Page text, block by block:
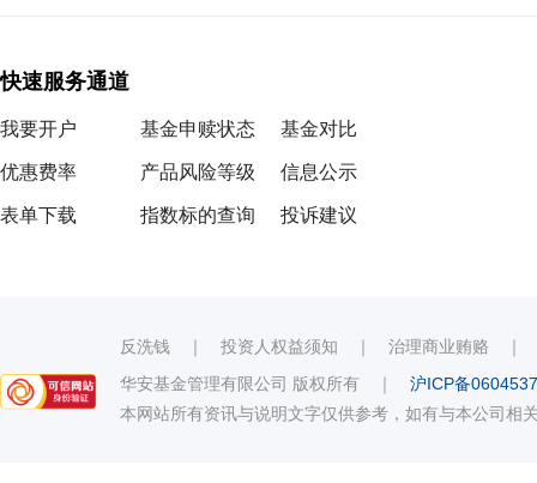
快速服务通道
我要开户
优惠费率
表单下载
基金申赎状态
产品风险等级
指数标的查询
基金对比
信息公示
投诉建议
反洗钱 ｜ 投资人权益须知 ｜ 治理商业贿赂
华安基金管理有限公司 版权所有 ｜ 沪ICP备
本网站所有资讯与说明文字仅供参考，如有与本公司相